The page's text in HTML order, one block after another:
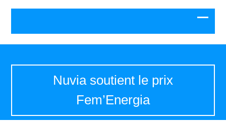
Nuvia soutient le prix
Fem’Energia